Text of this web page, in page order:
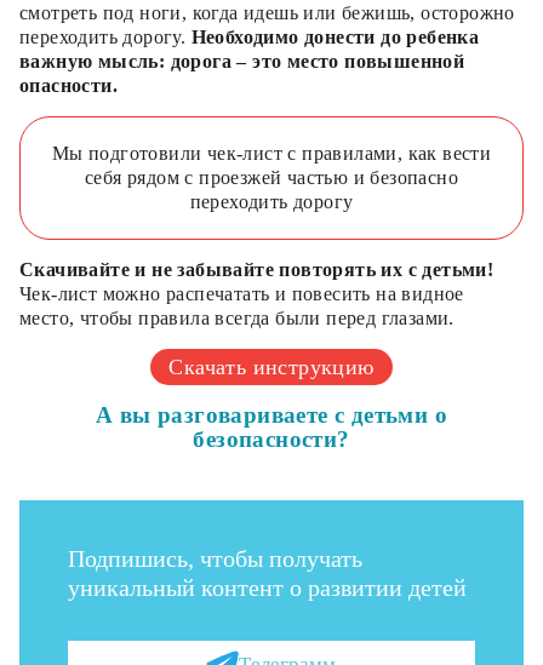
смотреть под ноги, когда идешь или бежишь, осторожно
переходить дорогу. Необходимо донести до ребенка
важную мысль: дорога – это место повышенной
опасности.
Мы подготовили чек-лист с правилами, как вести
себя рядом с проезжей частью и безопасно
переходить дорогу
Скачивайте и не забывайте повторять их с детьми!
Чек-лист можно распечатать и повесить на видное
место, чтобы правила всегда были перед глазами.
Скачать инструкцию
А вы разговариваете с детьми о
безопасности?
Подпишись, чтобы получать
уникальный контент о развитии детей